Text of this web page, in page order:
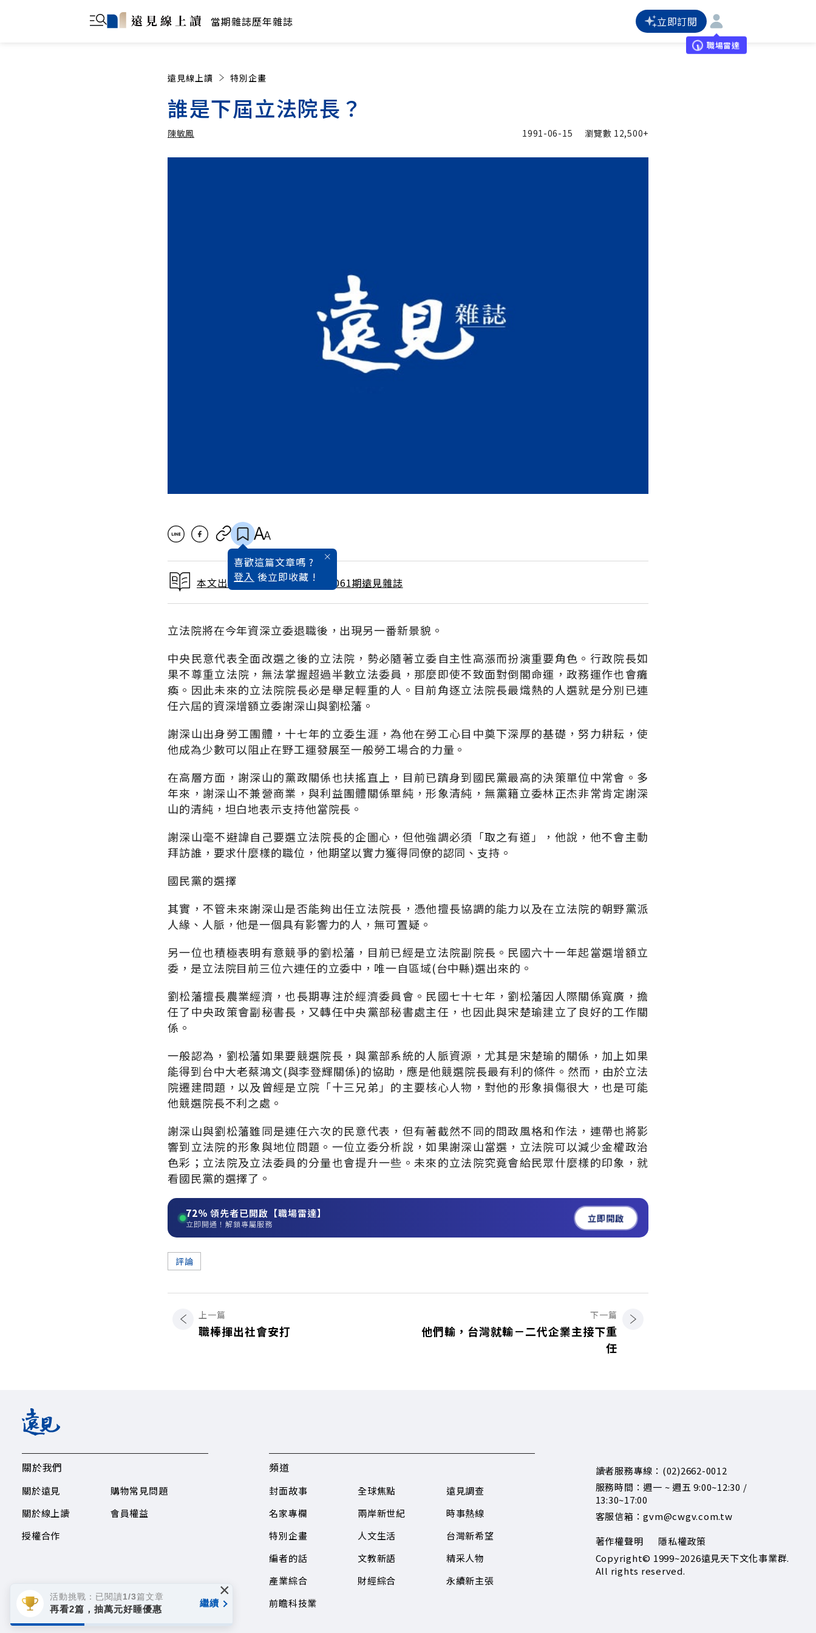
當期雜誌歷年雜誌 立即訂閱
職場雷達
遠見線上讀 特別企畫
誰是下屆立法院長？
陳敏鳳 1991-06-15 瀏覽數 12,500+
喜歡這篇文章嗎 ?
登入 後立即收藏 !
本文出自 1991 / 7月號雜誌 第061期遠見雜誌
立法院將在今年資深立委退職後，出現另一番新景貌。
中央民意代表全面改選之後的立法院，勢必隨著立委自主性高漲而扮演重要角色。行政院長如
果不尊重立法院，無法掌握超過半數立法委員，那麼即使不致面對倒閣命運，政務運作也會癱
瘓。因此未來的立法院院長必是舉足輕重的人。目前角逐立法院長最熾熱的人選就是分別已連
任六屆的資深增額立委謝深山與劉松藩。
謝深山出身勞工團體，十七年的立委生涯，為他在勞工心目中奠下深厚的基礎，努力耕耘，使
他成為少數可以阻止在野工運發展至一般勞工場合的力量。
在高層方面，謝深山的黨政關係也扶搖直上，目前已躋身到國民黨最高的決策單位中常會。多
年來，謝深山不兼營商業，與利益團體關係單純，形象清純，無黨籍立委林正杰非常肯定謝深
山的清純，坦白地表示支持他當院長。
謝深山毫不避諱自己要選立法院長的企圖心，但他強調必須「取之有道」，他說，他不會主動
拜訪誰，要求什麼樣的職位，他期望以實力獲得同僚的認同、支持。
國民黨的選擇
其實，不管未來謝深山是否能夠出任立法院長，憑他擅長協調的能力以及在立法院的朝野黨派
人緣、人脈，他是一個具有影響力的人，無可置疑。
另一位也積極表明有意競爭的劉松藩，目前已經是立法院副院長。民國六十一年起當選增額立
委，是立法院目前三位六連任的立委中，唯一自區域(台中縣)選出來的。
劉松藩擅長農業經濟，也長期專注於經濟委員會。民國七十七年，劉松藩因人際關係寬廣，擔
任了中央政策會副秘書長，又轉任中央黨部秘書處主任，也因此與宋楚瑜建立了良好的工作關
係。
一般認為，劉松藩如果要競選院長，與黨部系統的人脈資源，尤其是宋楚瑜的關係，加上如果
能得到台中大老蔡鴻文(與李登輝關係)的協助，應是他競選院長最有利的條件。然而，由於立法
院遷建問題，以及曾經是立院「十三兄弟」的主要核心人物，對他的形象損傷很大，也是可能
他競選院長不利之處。
謝深山與劉松藩雖同是連任六次的民意代表，但有著截然不同的問政風格和作法，連帶也將影
響到立法院的形象與地位問題。一位立委分析說，如果謝深山當選，立法院可以減少金權政治
色彩；立法院及立法委員的分量也會提升一些。未來的立法院究竟會給民眾什麼樣的印象，就
看國民黨的選擇了。
72% 領先者已開啟【職場雷達】
立即開通！解鎖專屬服務 立即開啟
評論
上一篇
職棒揮出社會安打
下一篇
他們輸，台灣就輸－二代企業主接下重
任
關於我們
關於遠見
關於線上讀
授權合作
購物常見問題
會員權益
頻道
封面故事
名家專欄
特別企畫
編者的話
產業綜合
前瞻科技業
全球焦點
兩岸新世紀
人文生活
文教新語
財經綜合
遠見調查
時事熱線
台灣新希望
精采人物
永續新主張
讀者服務專線：(02)2662-0012
服務時間：週一 ~ 週五 9:00~12:30 /
13:30~17:00
客服信箱：gvm@cwgv.com.tw
著作權聲明
隱私權政策
Copyright© 1999~2026遠見天下文化事業群.
All rights reserved.
活動挑戰：已閱讀1/3篇文章
再看2篇，抽萬元好睡優惠
繼續
×